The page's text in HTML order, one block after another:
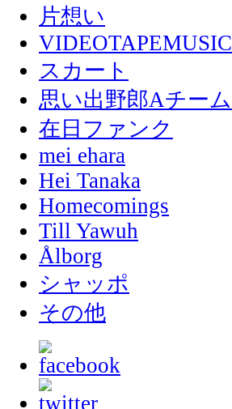
片想い
VIDEOTAPEMUSIC
スカート
思い出野郎Aチーム
在日ファンク
mei ehara
Hei Tanaka
Homecomings
Till Yawuh
Ålborg
シャッポ
その他